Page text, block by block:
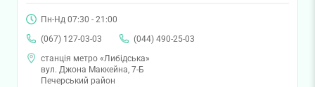
Пн-Нд 07:30 - 21:00
(067) 127-03-03
(044) 490-25-03
станція метро «Либідська»
вул. Джона Маккейна, 7-Б
Печерський район